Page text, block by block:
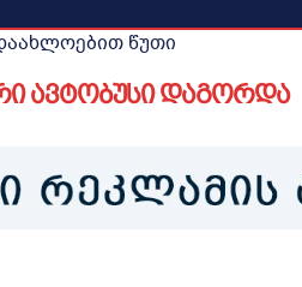
წუთი
ავტობუსი დაგორდა